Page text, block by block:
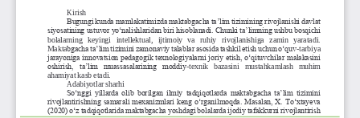
Kirish
Bugungi kunda mamlakatimizda maktabgacha ta’lim tizimining rivojlanishi davlat
siyosatining ustuvor yo‘nalishlaridan biri hisoblanadi. Chunki ta’limning ushbu bosqichi
bolalarning   keyingi   intellektual,   ijtimoiy   va   ruhiy   rivojlanishiga   zamin   yaratadi.
Maktabgacha ta’lim tizimini zamonaviy talablar asosida tashkil etish uchun o‘quv-tarbiya
jarayoniga innovatsion pedagogik texnologiyalarni joriy etish, o‘qituvchilar malakasini
oshirish,  ta’lim  muassasalarining  moddiy-texnik   bazasini   mustahkamlash   muhim
ahamiyat kasb etadi.
Adabiyotlar sharhi
So‘nggi yillarda olib borilgan ilmiy tadqiqotlarda maktabgacha ta’lim tizimini
rivojlantirishning samarali mexanizmlari keng o‘rganilmoqda. Masalan, X. To‘xtayeva
(2020) o‘z tadqiqotlarida maktabgacha yoshdagi bolalarda ijodiy tafakkurni rivojlantirish